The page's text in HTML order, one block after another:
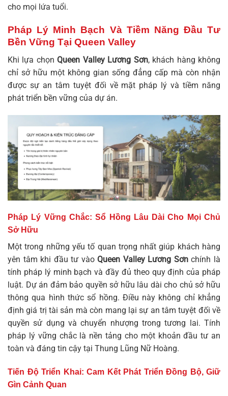
cho mọi lứa tuổi.
Pháp Lý Minh Bạch Và Tiềm Năng Đầu Tư
Bền Vững Tại Queen Valley
Khi lựa chọnQueen Valley Lương Sơn, khách hàng không
chỉ sở hữu một không gian sống đẳng cấp mà còn nhận
được sự an tâm tuyệt đối về mặt pháp lý và tiềm năng
phát triển bền vững của dự án.
Pháp Lý Vững Chắc: Sổ Hồng Lâu Dài Cho Mọi Chủ
Sở Hữu
Một trong những yếu tố quan trọng nhất giúp khách hàng
yên tâm khi đầu tư vàoQueen Valley Lương Sơnchính là
tính pháp lý minh bạch và đầy đủ theo quy định của pháp
luật. Dự án đảm bảo quyền sở hữu lâu dài cho chủ sở hữu
thông qua hình thức sổ hồng. Điều này không chỉ khẳng
định giá trị tài sản mà còn mang lại sự an tâm tuyệt đối về
quyền sử dụng và chuyển nhượng trong tương lai. Tính
pháp lý vững chắc là nền tảng cho một khoản đầu tư an
toàn và đáng tin cậy tại Thung Lũng Nữ Hoàng.
Tiến Độ Triển Khai: Cam Kết Phát Triển Đồng Bộ, Giữ
Gìn Cảnh Quan